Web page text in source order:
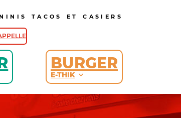
TACOS ET CASIERS
BURGER
E-THIK